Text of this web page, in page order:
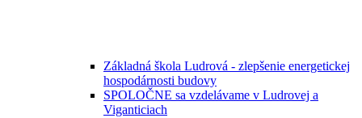
Základná škola Ludrová - zlepšenie energetickej
hospodárnosti budovy
SPOLOČNE sa vzdelávame v Ludrovej a
Viganticiach